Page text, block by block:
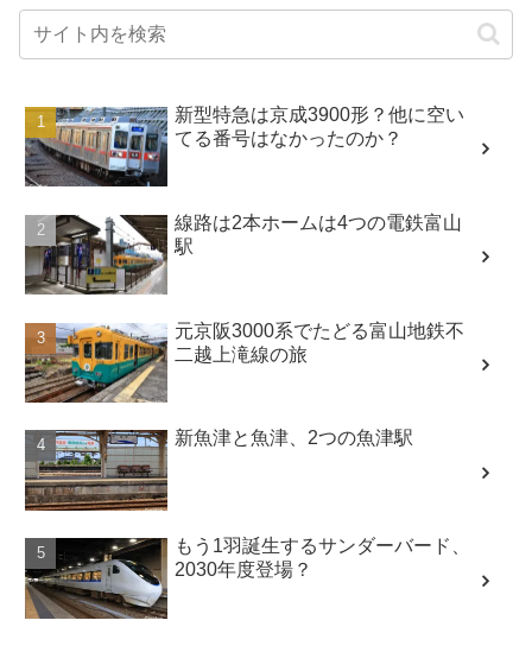
新型特急は京成3900形？他に空い
てる番号はなかったのか？
線路は2本ホームは4つの電鉄富山
駅
元京阪3000系でたどる富山地鉄不
二越上滝線の旅
新魚津と魚津、2つの魚津駅
もう1羽誕生するサンダーバード、
2030年度登場？